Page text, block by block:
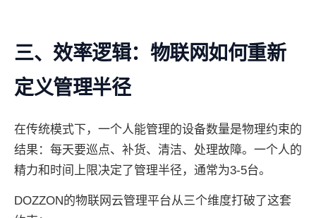
三、效率逻辑：物联网如何重新
定义管理半径
在传统模式下，一个人能管理的设备数量是物理约束的
结果：每天要巡点、补货、清洁、处理故障。一个人的
精力和时间上限决定了管理半径，通常为3-5台。
DOZZON的物联网云管理平台从三个维度打破了这套